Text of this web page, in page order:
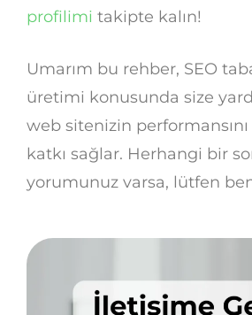
profilimi takipte kalın!
Umarım bu rehber, SEO
üretimi konusunda size
web sitenizin performansını
katkı sağlar. Herhangi bir
yorumunuz varsa, lütfen